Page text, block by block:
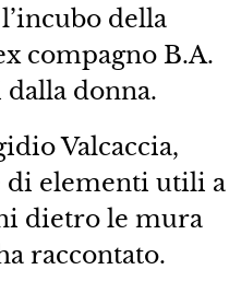
della
compagno B.A.
donna.
Valcaccia,
di elementi utili a
dietro le mura
raccontato.